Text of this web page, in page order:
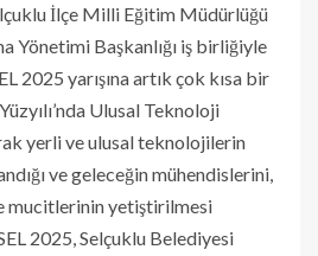
İlçe Milli Eğitim Müdürlüğü
Yönetimi Başkanlığı iş birliğiyle
2025 yarışına artık çok kısa bir
Ulusal Teknoloji
yerli ve ulusal teknolojilerin
ve geleceğin mühendislerini,
mucitlerinin yetiştirilmesi
2025, Selçuklu Belediyesi